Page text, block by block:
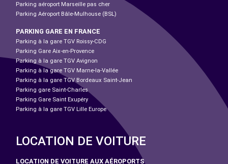
Parking aéroport Marseille pas cher
Parking Aéroport Bâle-Mulhouse (BSL)
PARKING GARE EN FRANCE
Parking à la gare TGV Roissy-CDG
Parking Gare Aix-en-Provence
Parking à la gare TGV Avignon
Parking à la gare TGV Marne-la-Vallée
Parking à la gare TGV Bordeaux Saint-Jean
Parking gare Saint-Charles
Parking Gare Saint Exupéry
Parking à la gare TGV Lille Europe
LOCATION DE VOITURE
LOCATION DE VOITURE AUX AÉROPORTS